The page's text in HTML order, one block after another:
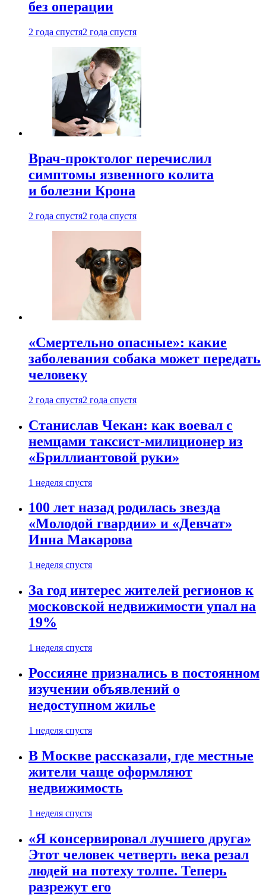
без операции
2 года спустя2 года спустя
Врач-проктолог перечислил
симптомы язвенного колита
и болезни Крона
2 года спустя2 года спустя
«Смертельно опасные»: какие
заболевания собака может передать
человеку
2 года спустя2 года спустя
Станислав Чекан: как воевал с
немцами таксист-милиционер из
«Бриллиантовой руки»
1 неделя спустя
100 лет назад родилась звезда
«Молодой гвардии» и «Девчат»
Инна Макарова
1 неделя спустя
За год интерес жителей регионов к
московской недвижимости упал на
19%
1 неделя спустя
Россияне признались в постоянном
изучении объявлений о
недоступном жилье
1 неделя спустя
В Москве рассказали, где местные
жители чаще оформляют
недвижимость
1 неделя спустя
«Я консервировал лучшего друга»
Этот человек четверть века резал
людей на потеху толпе. Теперь
разрежут его